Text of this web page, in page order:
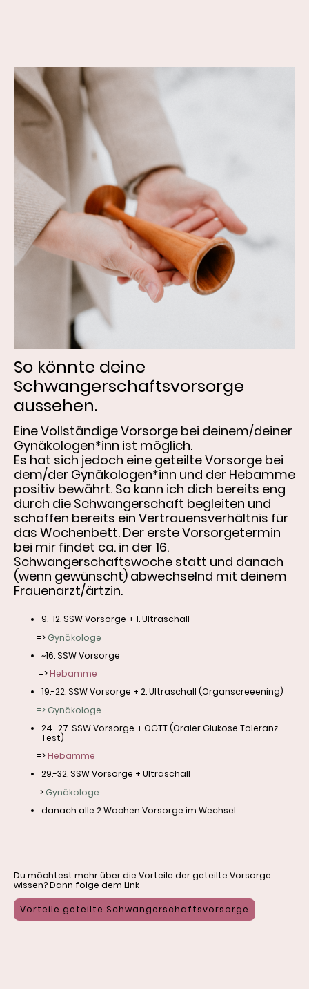
So könnte deine
Schwangerschaftsvorsorge
aussehen.
Eine Vollständige Vorsorge bei deinem/deiner
Gynäkologen*inn ist möglich.
Es hat sich jedoch eine geteilte Vorsorge bei
dem/der Gynäkologen*inn und der Hebamme
positiv bewährt. So kann ich dich bereits eng
durch die Schwangerschaft begleiten und
schaffen bereits ein Vertrauensverhältnis für
das Wochenbett. Der erste Vorsorgetermin
bei mir findet ca. in der 16.
Schwangerschaftswoche statt und danach
(wenn gewünscht) abwechselnd mit deinem
Frauenarzt/ärtzin.
9.-12. SSW Vorsorge + 1. Ultraschall
=> Gynäkologe
~16. SSW Vorsorge
=>Hebamme
19.-22. SSW Vorsorge + 2. Ultraschall (Organscreeening)
=> Gynäkologe
24.-27. SSW Vorsorge + OGTT (Oraler Glukose Toleranz
Test)
=>Hebamme
29.-32. SSW Vorsorge + Ultraschall
=> Gynäkologe
danach alle 2 Wochen Vorsorge im Wechsel
Du möchtest mehr über die Vorteile der geteilte Vorsorge
wissen? Dann folge dem Link
Vorteile geteilte Schwangerschaftsvorsorge